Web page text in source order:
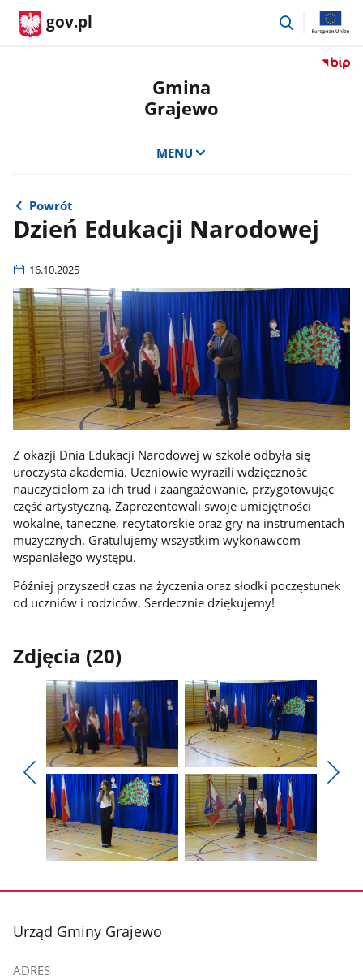
gov.pl
przejdź
Przejdź
Gmina
Grajewo
MENU
Powrót
Dzień Edukacji Narodowej
16.10.2025
Z okazji Dnia Edukacji Narodowej w szkole odbyła się
uroczysta akademia. Uczniowie wyrazili wdzięczność
nauczycielom za ich trud i zaangażowanie, przygotowując
część artystyczną. Zaprezentowali swoje umiejętności
wokalne, taneczne, recytatorskie oraz gry na instrumentach
muzycznych. Gratulujemy wszystkim wykonawcom
wspaniałego występu.
Później przyszedł czas na życzenia oraz słodki poczęstunek
od uczniów i rodziców. Serdecznie dziękujemy!
Zdjęcia (20)
Pokaż
poprzednie
zdjęcia
Pokaż
zdjęcie
1
z
galerii.
Pokaż
zdjęcie
2
z
galerii.
galerii.
stopka
Urząd Gminy Grajewo
ADRES